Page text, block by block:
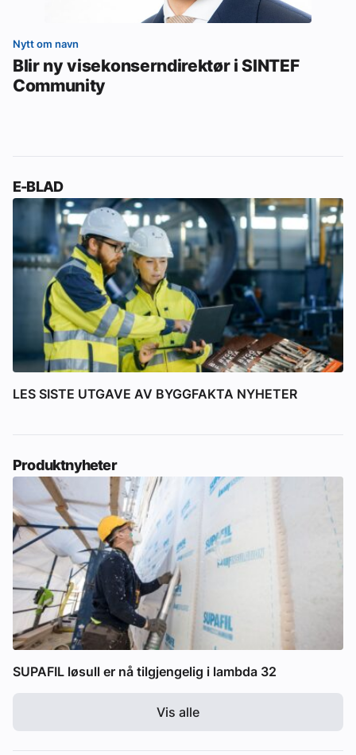
Nytt om navn
Blir ny visekonserndirektør i SINTEF
Community
E-BLAD
LES SISTE UTGAVE AV BYGGFAKTA NYHETER
Produktnyheter
SUPAFIL løsull er nå tilgjengelig i lambda 32
Vis alle